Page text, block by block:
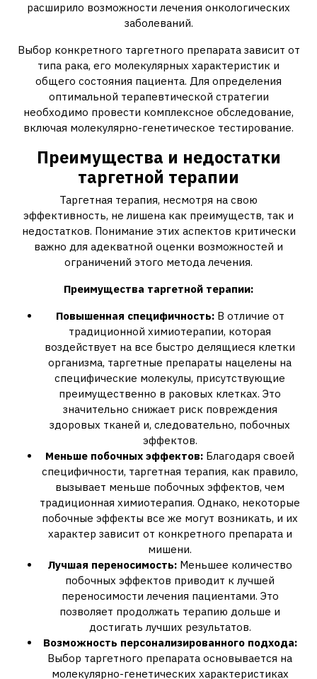
расширило возможности лечения онкологических
заболеваний.
Выбор конкретного таргетного препарата зависит от
типа рака‚ его молекулярных характеристик и
общего состояния пациента. Для определения
оптимальной терапевтической стратегии
необходимо провести комплексное обследование‚
включая молекулярно-генетическое тестирование.
Преимущества и недостатки
таргетной терапии
Таргетная терапия‚ несмотря на свою
эффективность‚ не лишена как преимуществ‚ так и
недостатков. Понимание этих аспектов критически
важно для адекватной оценки возможностей и
ограничений этого метода лечения.
Преимущества таргетной терапии:
Повышенная специфичность:В отличие от
традиционной химиотерапии‚ которая
воздействует на все быстро делящиеся клетки
организма‚ таргетные препараты нацелены на
специфические молекулы‚ присутствующие
преимущественно в раковых клетках. Это
значительно снижает риск повреждения
здоровых тканей и‚ следовательно‚ побочных
эффектов.
Меньше побочных эффектов: Благодаря своей
специфичности‚ таргетная терапия‚ как правило‚
вызывает меньше побочных эффектов‚ чем
традиционная химиотерапия. Однако‚ некоторые
побочные эффекты все же могут возникать‚ и их
характер зависит от конкретного препарата и
мишени.
Лучшая переносимость: Меньшее количество
побочных эффектов приводит к лучшей
переносимости лечения пациентами. Это
позволяет продолжать терапию дольше и
достигать лучших результатов.
Возможность персонализированного подхода:
Выбор таргетного препарата основывается на
молекулярно-генетических характеристиках